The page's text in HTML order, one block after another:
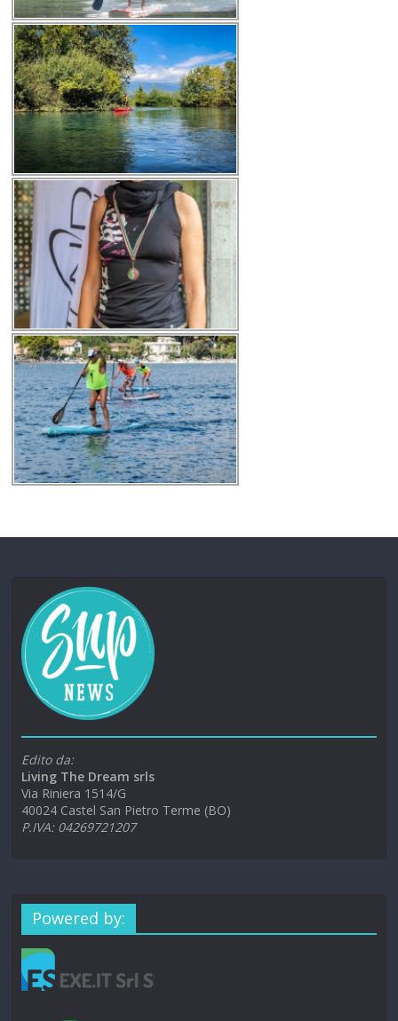
Edito da:
Living The Dream srls
Via Riniera 1514/G
40024 Castel San Pietro Terme (BO)
P.IVA: 04269721207
Powered by: